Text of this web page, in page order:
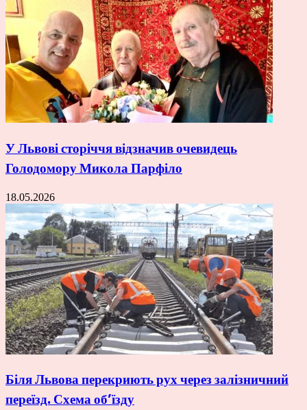
У Львові сторіччя відзначив очевидець
Голодомору Микола Парфіло
18.05.2026
Біля Львова перекриють рух через залізничний
переїзд. Схема об’їзду